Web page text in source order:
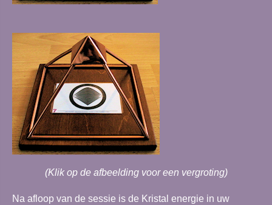
(Klik op de afbeelding voor een vergroting)
Na afloop van de sessie is de Kristal energie in uw